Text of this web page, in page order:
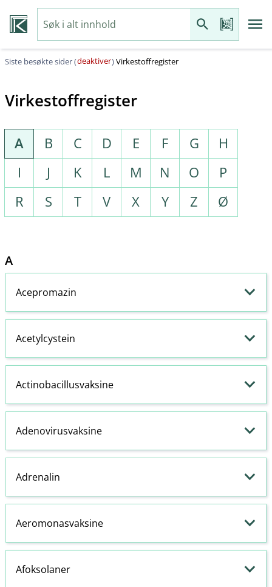
Siste besøkte sider (deaktiver)Virkestoffregister
Virkestoffregister
A B C D E F G
H
I
J K L M N O
P
R
S T V X Y Z Ø
A
Acepromazin
Acetylcystein
Actinobacillusvaksine
Adenovirusvaksine
Adrenalin
Aeromonasvaksine
Afoksolaner